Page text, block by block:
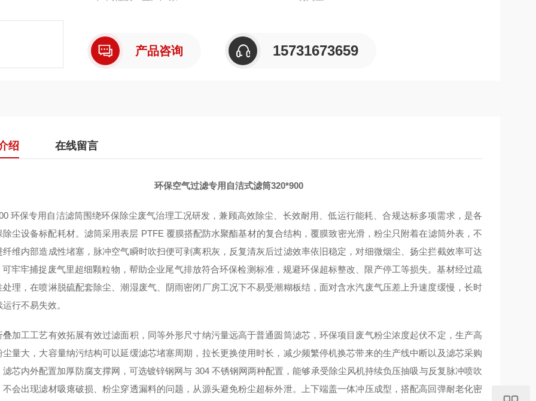
产品咨询 15731673659
绍 在线留言
环保空气过滤专用自洁式滤筒320*900
环保专用自洁滤筒围绕环保除尘废气治理工况研发，兼顾高效除尘、长效耐用、低运行能耗、合规达标多项需求，是各
除尘设备标配耗材。滤筒采用表层 PTFE 覆膜搭配防水聚酯基材的复合结构，覆膜致密光滑，粉尘只附着在滤筒外表，不
纤维内部造成性堵塞，脉冲空气瞬时吹扫便可剥离积灰，反复清灰后过滤效率依旧稳定，对细微烟尘、扬尘拦截效率可达
可牢牢捕捉废气里超细颗粒物，帮助企业尾气排放符合环保检测标准，规避环保超标整改、限产停工等损失。基材经过疏
处理，在喷淋脱硫配套除尘、潮湿废气、阴雨密闭厂房工况下不易受潮糊板结，面对含水汽废气压差上升速度缓慢，长时
行不易失效。
叠加工工艺有效拓展有效过滤面积，同等外形尺寸纳污量远高于普通圆筒滤芯，环保项目废气粉尘浓度起伏不定，生产高
尘量大，大容量纳污结构可以延缓滤芯堵塞周期，拉长更换使用时长，减少频繁停机换芯带来的生产线中断以及滤芯采购
滤芯内外配置加厚防腐支撑网，可选镀锌钢网与 304 不锈钢网两种配置，能够承受除尘风机持续负压抽吸与反复脉冲喷吹
不会出现滤材吸瘪破损、粉尘穿透漏料的问题，从源头避免粉尘超标外泄。上下端盖一体冲压成型，搭配高回弹耐老化密